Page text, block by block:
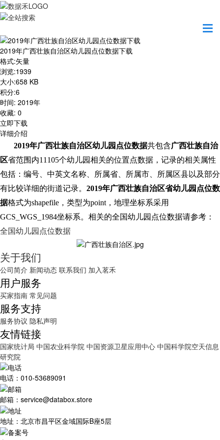
2019年广西壮族自治区幼儿园点位数据下载
2019年广西壮族自治区幼儿园点位数据下载
格式:矢量
浏览:1939
大小:658 KB
积分:6
时间: 2019年
收藏: 0
立即下载
详细介绍
2019年广西壮族自治区幼儿园点位数据共包含广西壮族自治
区省范围内11105个幼儿园相关的位置点数据，记录的相关属性
包括：编号、中英文名称、所属省、所属市、所属区县以及部分
有比较详细的街道记录。 2019年广西壮族自治区省幼儿园点位数
据格式为shapefile，类型为point，地理坐标系采用
GCS_WGS_1984坐标系。相关的全国幼儿园点位数据请参考：
全国幼儿园点位数据
关于我们
公司简介 新闻动态 联系我们 加入茗禾
用户服务
买家指南 常见问题
服务支持
服务协议 隐私声明
友情链接
国家统计局 中国农业科学院 中国资源卫星应用中心 中国科学院空天信息
研究院
电话：010-53689091
邮箱：service@databox.store
地址：北京市昌平区金域国际B座5层